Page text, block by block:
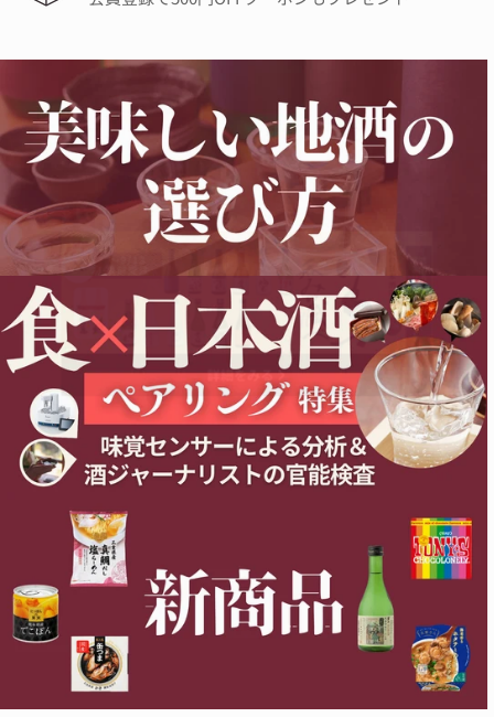
詳細をみる